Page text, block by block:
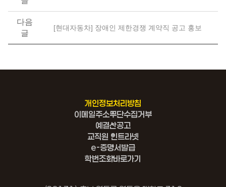
다음
글
[현대자동차] 장애인 제한경쟁 계약직 공고 홍보
개인정보처리방침
이메일주소무단수집거부
예결산공고
교직원 인트라넷
e-증명서발급
학번조회바로가기